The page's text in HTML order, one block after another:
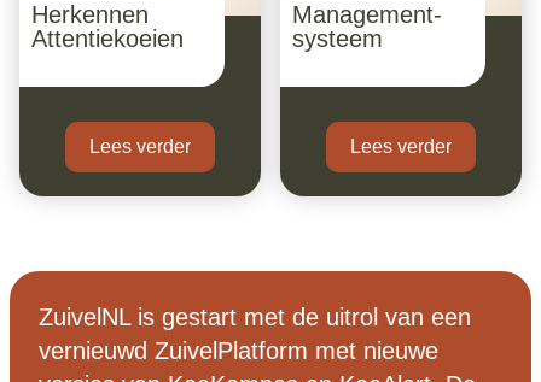
Herkennen
Attentiekoeien
Lees verder
Management-
systeem
Lees verder
ZuivelNL is gestart met de uitrol van een
vernieuwd ZuivelPlatform met nieuwe